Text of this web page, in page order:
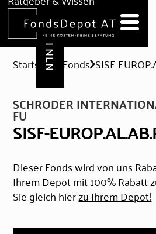
Hilfe & Formulare
DEPOT ERÖFFNEN
Startseite Fonds SISF-
SCHRODER
FU
SISF-
Dieser Fonds wird von uns
Ihrem Depot mit 100% Rabatt
Sie gleich hierzu Ihrem Depot!